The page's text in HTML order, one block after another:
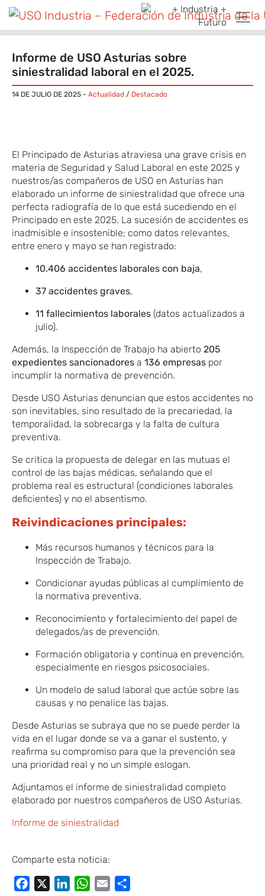
Skip to main content
Informe de USO Asturias sobre
siniestralidad laboral en el 2025.
14 DE JULIO DE 2025 - Actualidad / Destacado
El Principado de Asturias atraviesa una grave crisis en
materia de Seguridad y Salud Laboral en este 2025 y
nuestros/as compañeros de USO en Asturias han
elaborado un informe de siniestralidad que ofrece una
perfecta radiografía de lo que está sucediendo en el
Principado en este 2025. La sucesión de accidentes es
inadmisible e insostenible; como datos relevantes,
entre enero y mayo se han registrado:
10.406 accidentes laborales con baja,
37 accidentes graves,
11 fallecimientos laborales (datos actualizados a
julio).
Además, la Inspección de Trabajo ha abierto 205
expedientes sancionadores a 136 empresas por
incumplir la normativa de prevención.
Desde USO Asturias denuncian que estos accidentes no
son inevitables, sino resultado de la precariedad, la
temporalidad, la sobrecarga y la falta de cultura
preventiva.
Se critica la propuesta de delegar en las mutuas el
control de las bajas médicas, señalando que el
problema real es estructural (condiciones laborales
deficientes) y no el absentismo.
Reivindicaciones principales:
Más recursos humanos y técnicos para la
Inspección de Trabajo.
Condicionar ayudas públicas al cumplimiento de
la normativa preventiva.
Reconocimiento y fortalecimiento del papel de
delegados/as de prevención.
Formación obligatoria y continua en prevención,
especialmente en riesgos psicosociales.
Un modelo de salud laboral que actúe sobre las
causas y no penalice las bajas.
Desde Asturias se subraya que no se puede perder la
vida en el lugar donde se va a ganar el sustento, y
reafirma su compromiso para que la prevención sea
una prioridad real y no un simple eslogan.
Adjuntamos el informe de siniestralidad completo
elaborado por nuestros compañeros de USO Asturias.
Informe de siniestralidad
Comparte esta noticia:
Facebook LinkedInWhatsApp
Email